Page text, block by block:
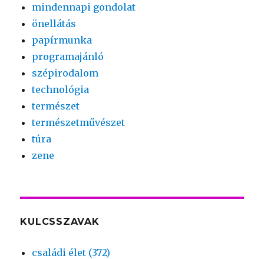
mindennapi gondolat
önellátás
papírmunka
programajánló
szépirodalom
technológia
természet
természetművészet
túra
zene
KULCSSZAVAK
családi élet (372)